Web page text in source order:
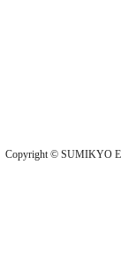
Copyright © SUMIKYO